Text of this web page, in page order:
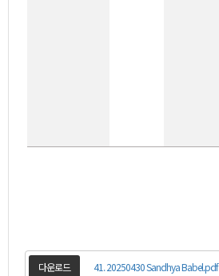
다운로드 41. 20250430 Sandhya Babel.pdf